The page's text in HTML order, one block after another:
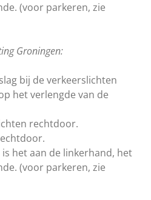
(voor parkeren, zie
Groningen:
bij de verkeerslichten
het verlengde van de
rechtdoor.
het aan de linkerhand, het
(voor parkeren, zie